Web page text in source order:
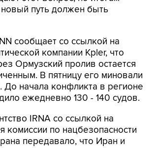
новый путь должен быть
сообщает со ссылкой на
компании Kpler, что
Ормузский пролив остается
В пятницу его миновали
До начала конфликта в регионе
ежедневно 130 - 140 судов.
IRNA со ссылкой на
комиссии по нацбезопасности
передавало, что Иран и